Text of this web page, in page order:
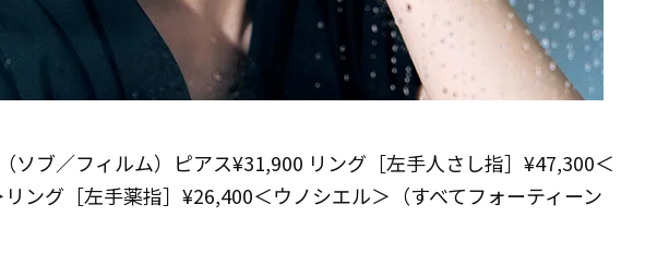
ソブ／フィルム）ピアス¥31,900 リング［左手人さし指］¥47,300＜
ング［左手薬指］¥26,400＜ウノシエル＞（すべてフォーティーン